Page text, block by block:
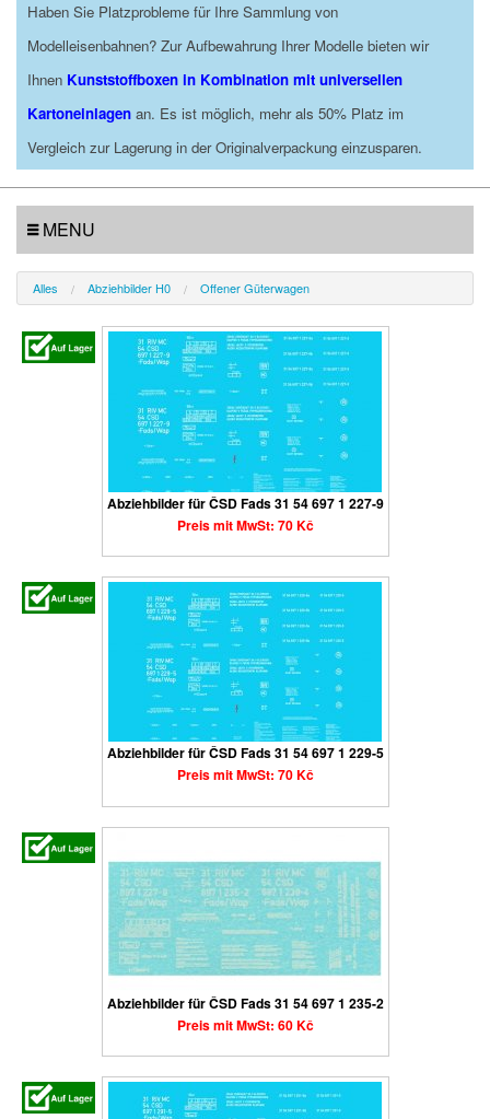
Haben Sie Platzprobleme für Ihre Sammlung von
Modelleisenbahnen? Zur Aufbewahrung Ihrer Modelle bieten wir
Ihnen Kunststoffboxen in Kombination mit universellen
Kartoneinlagen an. Es ist möglich, mehr als 50% Platz im
Vergleich zur Lagerung in der Originalverpackung einzusparen.
MENU
Alles Abziehbilder H0 Offener Güterwagen
Abziehbilder für ČSD Fads 31 54 697 1 227-9
Preis mit MwSt: 70 Kč
Abziehbilder für ČSD Fads 31 54 697 1 229-5
Preis mit MwSt: 70 Kč
Abziehbilder für ČSD Fads 31 54 697 1 235-2
Preis mit MwSt: 60 Kč